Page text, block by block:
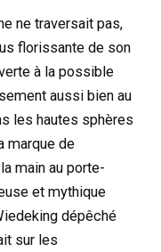
ne traversait pas,
florissante de son
à la possible
aussi bien au
les hautes sphères
marque de
main au porte-
et mythique
dépêché
sur les